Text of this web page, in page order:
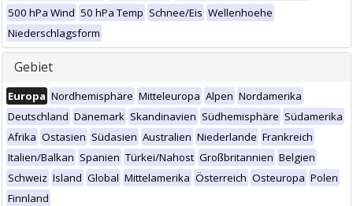
500 hPa Wind 50 hPa Temp Schnee/Eis Wellenhoehe
Niederschlagsform
Gebiet
Europa Nordhemisphäre Mitteleuropa Alpen Nordamerika
Deutschland Dänemark Skandinavien Südhemisphäre Südamerika
Afrika Ostasien Südasien Australien Niederlande Frankreich
Italien/Balkan Spanien Türkei/Nahost Großbritannien Belgien
Schweiz Island Global Mittelamerika Österreich Osteuropa Polen
Finnland